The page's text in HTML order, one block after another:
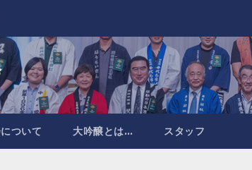
ついて 大吟醸とは… スタッフ